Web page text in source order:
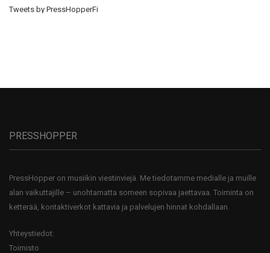
Tweets by PressHopperFi
PRESSHOPPER
PressHopper on musiikin viestinviejä. Me tiedotamme medialle ja muille
alan vaikuttajille – unohtamatta someen sopivaa jaettavaa. Toiminta on
ketterää, kontaktiverkot kattavia ja palvelujen hinnat kohdallaan.
Yhteystiedot:
Toimisto